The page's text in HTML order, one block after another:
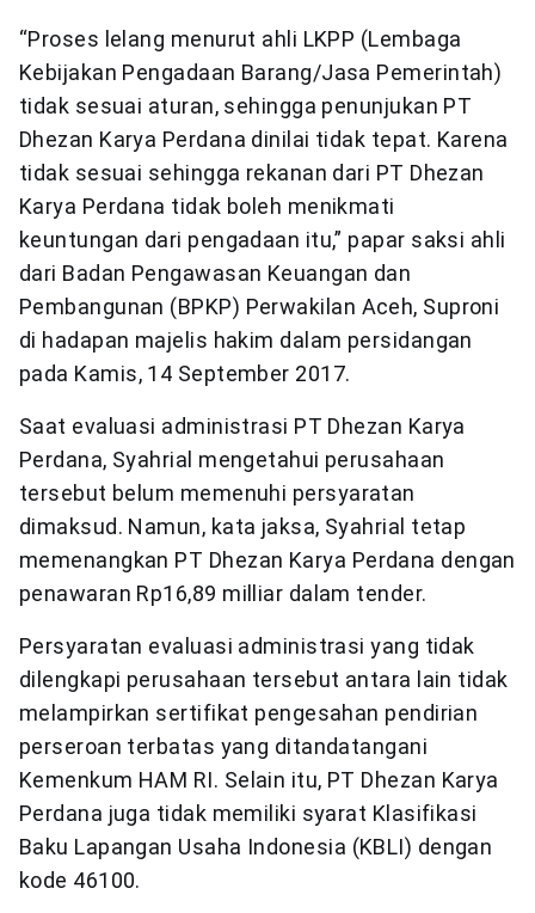
“Proses lelang menurut ahli LKPP (Lembaga
Kebijakan Pengadaan Barang/Jasa Pemerintah)
tidak sesuai aturan, sehingga penunjukan PT
Dhezan Karya Perdana dinilai tidak tepat. Karena
tidak sesuai sehingga rekanan dari PT Dhezan
Karya Perdana tidak boleh menikmati
keuntungan dari pengadaan itu,” papar saksi ahli
dari Badan Pengawasan Keuangan dan
Pembangunan (BPKP) Perwakilan Aceh, Suproni
di hadapan majelis hakim dalam persidangan
pada Kamis, 14 September 2017.
Saat evaluasi administrasi PT Dhezan Karya
Perdana, Syahrial mengetahui perusahaan
tersebut belum memenuhi persyaratan
dimaksud. Namun, kata jaksa, Syahrial tetap
memenangkan PT Dhezan Karya Perdana dengan
penawaran Rp16,89 milliar dalam tender.
Persyaratan evaluasi administrasi yang tidak
dilengkapi perusahaan tersebut antara lain tidak
melampirkan sertifikat pengesahan pendirian
perseroan terbatas yang ditandatangani
Kemenkum HAM RI. Selain itu, PT Dhezan Karya
Perdana juga tidak memiliki syarat Klasifikasi
Baku Lapangan Usaha Indonesia (KBLI) dengan
kode 46100.